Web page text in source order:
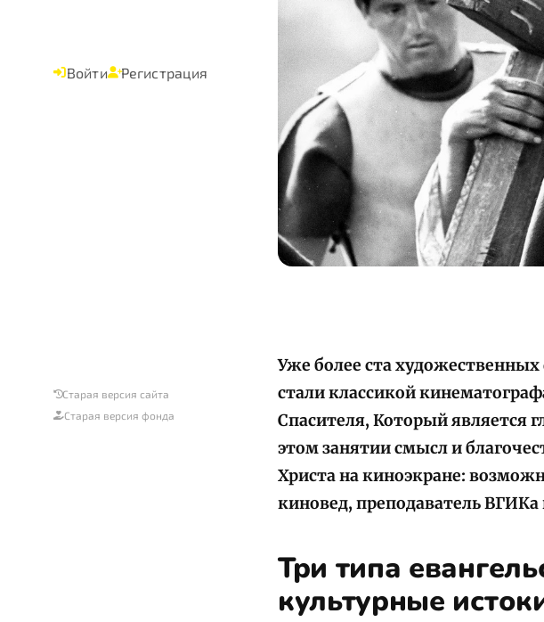
Войти Регистрация
Старая версия сайта
Старая версия фонда
Уже более ста
стали классикой
Спасителя, Который является
этом занятии смысл и
Христа на киноэкране:
киновед, преподаватель
Три типа
культурные